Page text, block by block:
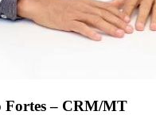
Fortes – CRM/MT